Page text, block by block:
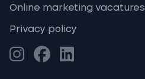
Online marketing vacatures
Privacy policy